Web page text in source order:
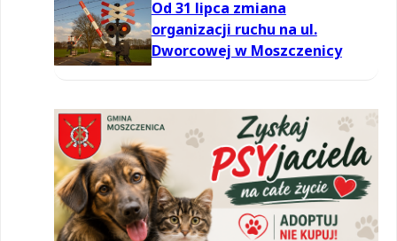
Od 31 lipca zmiana
organizacji ruchu na ul.
Dworcowej w Moszczenicy